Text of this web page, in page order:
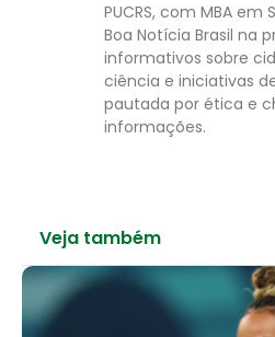
PUCRS, com MBA
Boa Notícia Brasil na
informativos sobre
ciência e iniciativas
pautada por ética e
informações.
Veja também